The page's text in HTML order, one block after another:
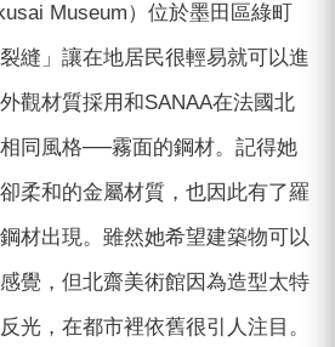
Museum）位於墨田區綠町
縫」讓在地居民很輕易就可以進
觀材質採用和SANAA在法國北
同風格──霧面的鋼材。記得她
柔和的金屬材質，也因此有了羅
材出現。雖然她希望建築物可以
覺，但北齋美術館因為造型太特
光，在都市裡依舊很引人注目。